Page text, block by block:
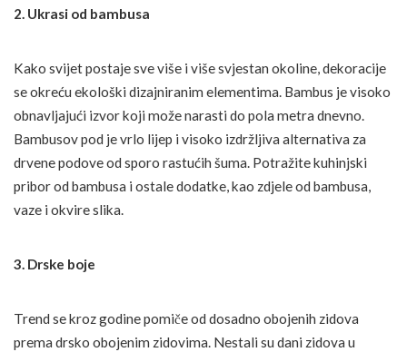
2. Ukrasi od bambusa
Kako svijet postaje sve više i više svjestan okoline, dekoracije
se okreću ekološki dizajniranim elementima. Bambus je visoko
obnavljajući izvor koji može narasti do pola metra dnevno.
Bambusov pod je vrlo lijep i visoko izdržljiva alternativa za
drvene podove od sporo rastućih šuma. Potražite kuhinjski
pribor od bambusa i ostale dodatke, kao zdjele od bambusa,
vaze i okvire slika.
3. Drske boje
Trend se kroz godine pomiče od dosadno obojenih zidova
prema drsko obojenim zidovima. Nestali su dani zidova u